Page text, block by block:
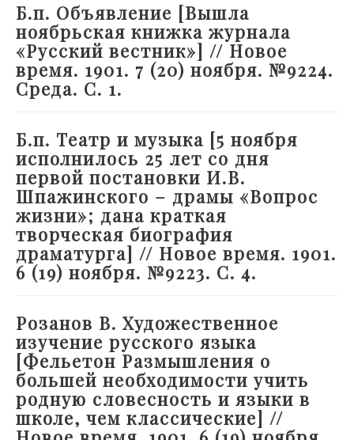
Б.п. Объявление [Вышла
ноябрьская книжка журнала
«Русский вестник»] // Новое
время. 1901. 7 (20) ноября. №9224.
Среда. С. 1.
Б.п. Театр и музыка [5 ноября
исполнилось 25 лет со дня
первой постановки И.В.
Шпажинского – драмы «Вопрос
жизни»; дана краткая
творческая биография
драматурга] // Новое время. 1901.
6 (19) ноября. №9223. С. 4.
Розанов В. Художественное
изучение русского языка
[Фельетон Размышления о
большей необходимости учить
родную словесность и языки в
школе, чем классические] //